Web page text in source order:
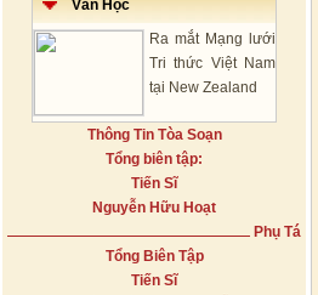
Văn Học
Ra mắt Mạng lưới
Tri thức Việt Nam
tại New Zealand
Thông Tin Tòa Soạn
Tổng biên tập:
Tiến Sĩ
Nguyễn Hữu Hoạt
Phụ Tá
Tổng Biên Tập
Tiến Sĩ